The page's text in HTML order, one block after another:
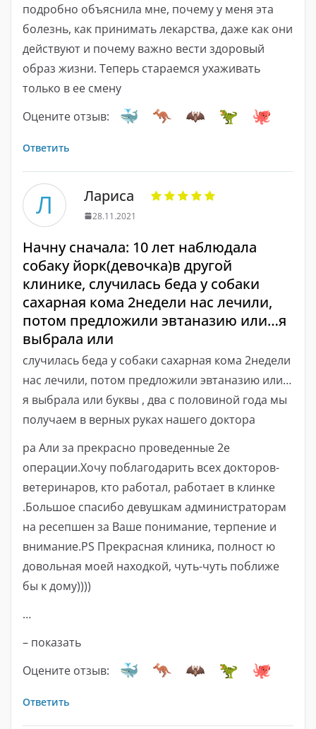
подробно объяснила мне, почему у меня эта
болезнь, как принимать лекарства, даже как они
действуют и почему важно вести здоровый
образ жизни. Теперь стараемся ухаживать
только в ее смену
Оцените отзыв:
Ответить
Л Лариса
28.11.2021
Начну сначала: 10 лет наблюдала
собаку йорк(девочка)в другой
клинике, случилась беда у собаки
сахарная кома 2недели нас лечили,
потом предложили эвтаназию или…я
выбрала или
случилась беда у собаки сахарная кома 2недели
нас лечили, потом предложили эвтаназию или…
я выбрала или буквы , два с половиной года мы
получаем в верных руках нашего доктора
ра Али за прекрасно проведенные 2е
операции.Хочу поблагодарить всех докторов-
ветеринаров, кто работал, работает в клинке
.Большое спасибо девушкам администраторам
на ресепшен за Ваше понимание, терпение и
внимание.PS Прекрасная клиника, полност ю
довольная моей находкой, чуть-чуть поближе
бы к дому))))
…
– показать
Оцените отзыв:
Ответить